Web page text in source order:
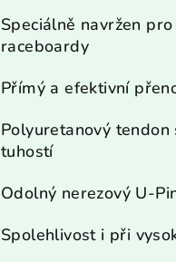
Speciálně navržen
raceboardy
Přímý a efektivní
Polyuretanový
tuhostí
Odolný nerezový U-
Spolehlivost i při